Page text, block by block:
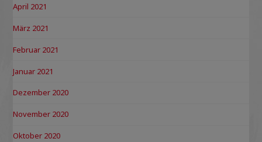
April 2021
März 2021
Februar 2021
Januar 2021
Dezember 2020
November 2020
Oktober 2020